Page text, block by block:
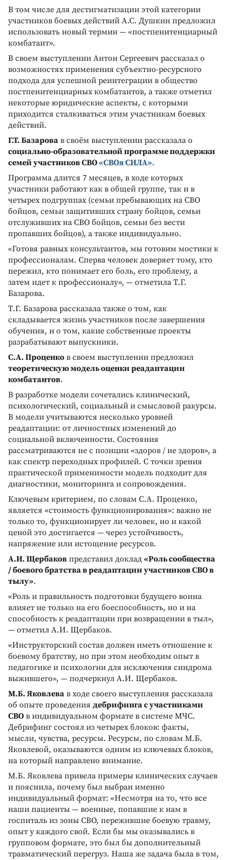
В том числе для дестигматизации этой категории
участников боевых действий А.С. Душкин предложил
использовать новый термин — «постпенитенциарный
комбатант».
В своем выступлении Антон Сергеевич рассказал о
возможностях применения субъектно-ресурсного
подхода для успешной реинтеграции в общество
постпенитенциарных комбатантов, а также отметил
некоторые юридические аспекты, с которыми
приходится сталкиваться этим участникам боевых
действий.
Г.Т. Базарова в своём выступлении рассказала о
социально-образовательной программе поддержки
семей участников СВО«СВОя СИЛА».
Программа длится 7 месяцев, в ходе которых
участники работают как в общей группе, так и в
четырех подгруппах (семьи пребывающих на СВО
бойцов, семьи защитивших страну бойцов, семьи
отслуживших на СВО бойцов, семьи без вести
пропавших бойцов), а также индивидуально.
«Готовя равных консультантов, мы готовим мостики к
профессионалам. Сперва человек доверяет тому, кто
пережил, кто понимает его боль, его проблему, а
затем идет к профессионалу», — отметила Т.Г.
Базарова.
Т.Г. Базарова рассказала также о том, как
складывается жизнь участников после завершения
обучения, и о том, какие собственные проекты
разрабатывают выпускники.
С.А. Проценко в своем выступлении предложил
теоретическую модель оценки реадаптации
комбатантов.
В разработке модели сочетались клинический,
психологический, социальный и смысловой ракурсы.
В модели учитываются несколько уровней
реадаптации: от личностных изменений до
социальной включенности. Состояния
рассматриваются не с позиции «здоров / не здоров», а
как спектр переходных профилей. С точки зрения
практической применимости модель подходит для
диагностики, мониторинга и сопровождения.
Ключевым критерием, по словам С.А. Проценко,
является «стоимость функционирования»: важно не
только то, функционирует ли человек, но и какой
ценой это достигается — через устойчивость,
напряжение или истощение ресурсов.
А.И. Щербаков представил доклад «Роль сообщества
/ боевого братства в реадаптации участников СВО в
тылу».
«Роль и правильность подготовки будущего воина
влияет не только на его боеспособность, но и на
способность к реадаптации при возвращении в тыл»,
— отметил А.И. Щербаков.
«Инструкторский состав должен иметь отношение к
боевому братству, но при этом необходим опыт в
педагогике и психологии для исключения синдрома
выжившего», — подчеркнул А.И. Щербаков.
М.Б. Яковлева в ходе своего выступления рассказала
об опыте проведения дебрифинга с участниками
СВО в индивидуальном формате в системе МЧС.
Дебрифинг состоял из четырех блоков: факты,
мысли, чувства, ресурсы. Ресурсы, по словам М.Б.
Яковлевой, оказываются одним из ключевых блоков,
на который направлено внимание.
М.Б. Яковлева привела примеры клинических случаев
и пояснила, почему был выбран именно
индивидуальный формат: «Несмотря на то, что все
наши пациенты — военные, попавшие к нам в
госпиталь из зоны СВО, пережившие боевую травму,
опыт у каждого свой. Если бы мы оказывались в
групповом формате, это был бы дополнительный
травматический перегруз. Наша же задача была в том,